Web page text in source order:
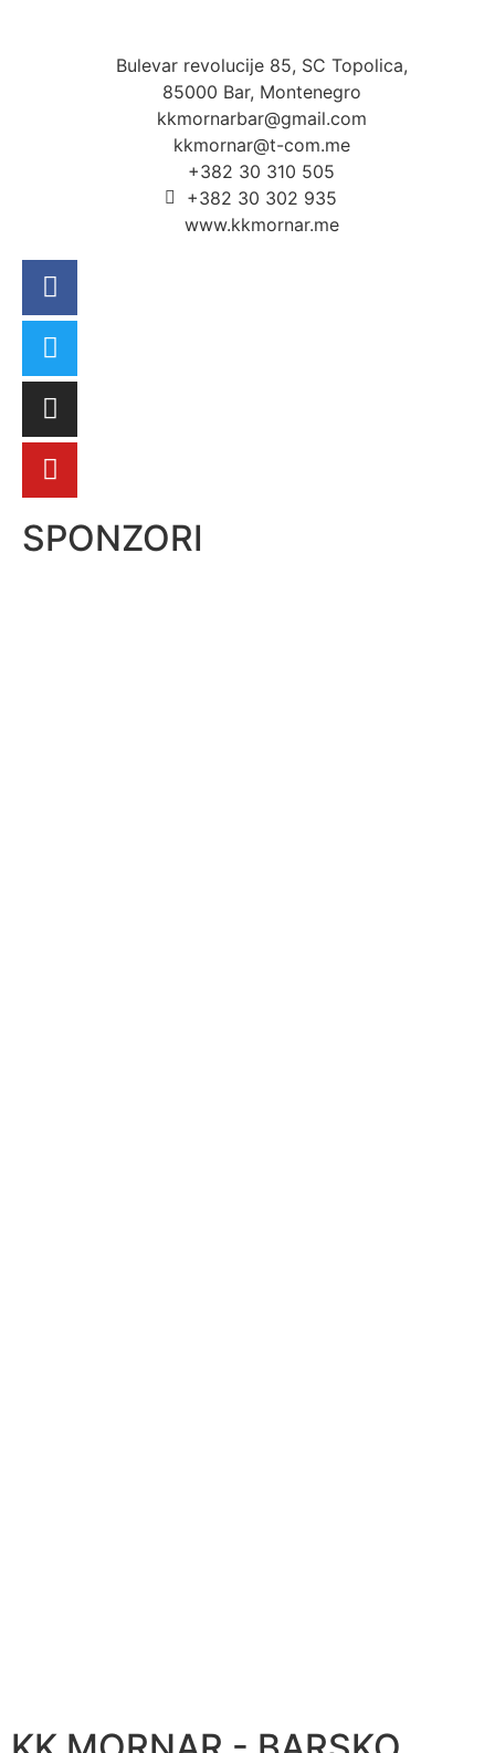
Bulevar revolucije 85, SC Topolica,
85000 Bar, Montenegro
kkmornarbar@gmail.com
kkmornar@t-com.me
+382 30 310 505
+382 30 302 935
www.kkmornar.me
SPONZORI